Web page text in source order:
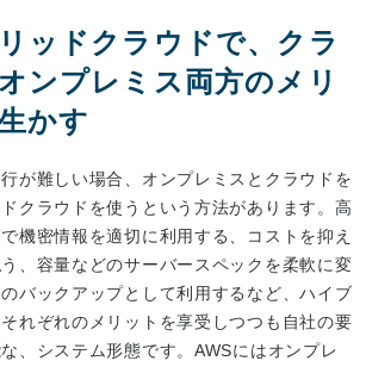
ッドクラウドで、クラ
ンプレミス両方のメリ
かす
が難しい場合、オンプレミスとクラウドを
クラウドを使うという方法があります。高
機密情報を適切に利用する、コストを抑え
、容量などのサーバースペックを柔軟に変
バックアップとして利用するなど、ハイブ
れぞれのメリットを享受しつつも自社の要
、システム形態です。AWSにはオンプレ